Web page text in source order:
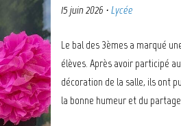
15 juin 2026 · Lycée
Le bal des 3èmes a marqué
élèves. Après avoir participé
décoration de la salle, ils ont
la bonne humeur et du